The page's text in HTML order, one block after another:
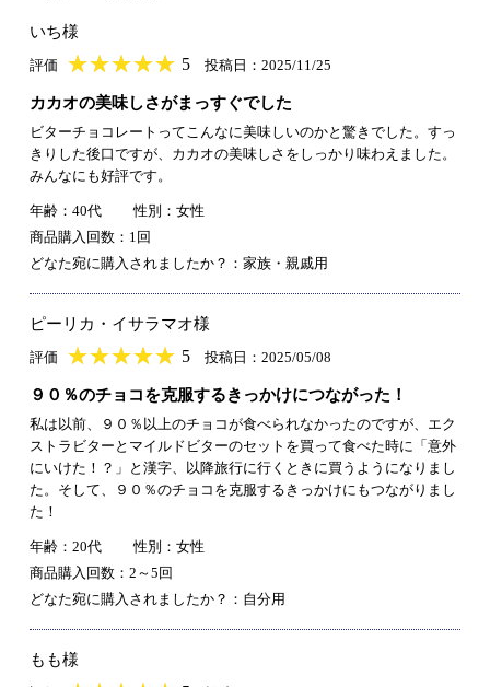
いち様
評価 ★★★★★
★★★★★ 5 投稿日：2025/11/25
カカオの美味しさがまっすぐでした
ビターチョコレートってこんなに美味しいのかと驚きでした。すっ
きりした後口ですが、カカオの美味しさをしっかり味わえました。
みんなにも好評です。
年齢：40代
性別：女性
商品購入回数：1回
どなた宛に購入されましたか？：家族・親戚用
ピーリカ・イサラマオ様
評価 ★★★★★
★★★★★ 5 投稿日：2025/05/08
９０％のチョコを克服するきっかけにつながった！
私は以前、９０％以上のチョコが食べられなかったのですが、エク
ストラビターとマイルドビターのセットを買って食べた時に「意外
にいけた！？」と漢字、以降旅行に行くときに買うようになりまし
た。そして、９０％のチョコを克服するきっかけにもつながりまし
た！
年齢：20代
性別：女性
商品購入回数：2～5回
どなた宛に購入されましたか？：自分用
もも様